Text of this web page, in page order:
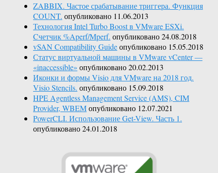
ZABBIX. Частое срабатывание триггера. Функция
COUNT. опубликовано 11.06.2013
Технология Intel Turbo Boost в VMware ESXi.
Cчетчик %Aperf/Mperf. опубликовано 24.08.2018
vSAN Compatibility Guideопубликовано 15.05.2018
Статус виртуальной машины в VMware vCenter —
«inaccessible» опубликовано 20.02.2013
Иконки и формы Visio для VMware на 2018 год.
Visio Stencils. опубликовано 15.09.2018
HPE Agentless Management Service (AMS), CIM
Provider, WBEMопубликовано 12.07.2021
PowerCLI. Использование Get-View. Часть 1.
опубликовано 24.01.2018